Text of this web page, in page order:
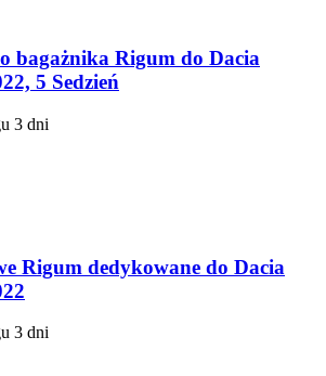
bagażnika Rigum do Dacia
5 Sedzień
3 dni
Rigum dedykowane do Dacia
3 dni